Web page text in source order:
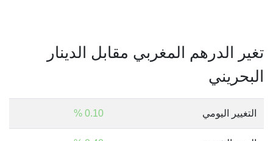
تغير الدرهم المغربي مقابل الدينار
البحريني
التغيير اليومي 0.10 %